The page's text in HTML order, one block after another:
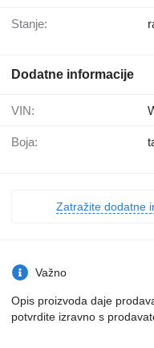
Stanje:
Dodatne informacije
VIN:
Boja:
Zatražite dodatne
Važno
Opis proizvoda daje
potvrdite izravno s